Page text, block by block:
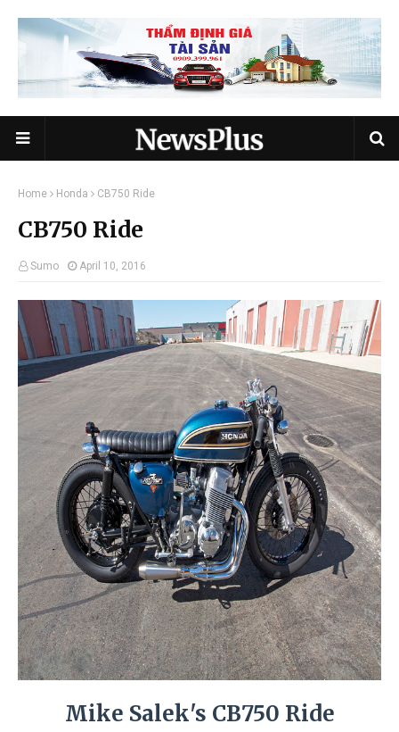
Home Honda CB750 Ride
CB750 Ride
Sumo April 10, 2016
Mike Salek's CB750 Ride